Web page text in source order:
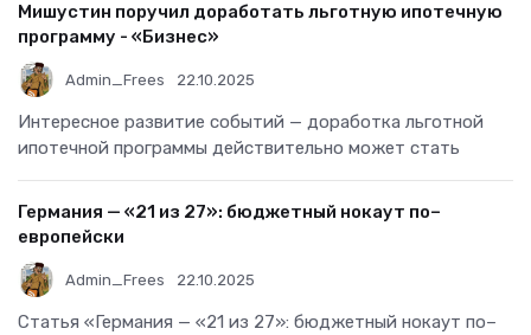
Мишустин поручил доработать льготную ипотечную
программу - «Бизнес»
Admin_Frees 22.10.2025
Интересное развитие событий — доработка льготной
ипотечной программы действительно может стать
Германия — «21 из 27»: бюджетный нокаут по–
европейски
Admin_Frees 22.10.2025
Статья «Германия — «21 из 27»: бюджетный нокаут по–